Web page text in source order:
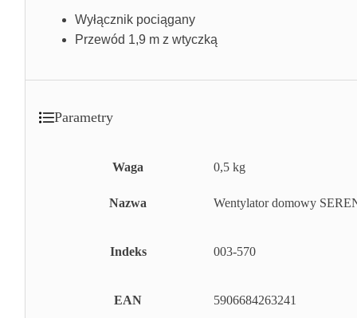
Wyłącznik pociągany
Przewód 1,9 m z wtyczką
Parametry
Waga 0,5 kg
Nazwa Wentylator domowy
Indeks 003-570
EAN 5906684263241